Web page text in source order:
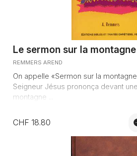
Le sermon sur la montagne
REMMERS AREND
On appelle «Sermon sur la
Seigneur Jésus prononça devant
montagne ...
CHF 18.80